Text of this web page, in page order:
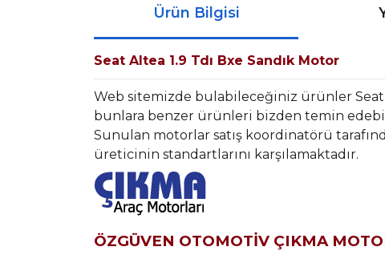
Ürün Bilgisi
Seat Altea 1.9 Tdı Bxe Sandık Motor
Web sitemizde bulabileceğiniz ürünler Seat
bunlara benzer ürünleri bizden temin
Sunulan motorlar satış koordinatörü
üreticinin standartlarını karşılamaktadır.
ÖZGÜVEN OTOMOTİV ÇIKMA